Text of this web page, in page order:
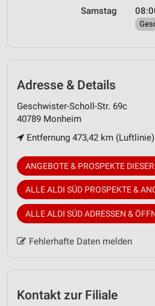
Samstag
Adresse & Details
Geschwister-Scholl-Str. 69c
40789 Monheim
Entfernung 473,42 km (Luftlinie)
ANGEBOTE & PROSPEKTE
ALLE ALDI SÜD PROSPEKTE &
ALLE ALDI SÜD ADRESSEN &
Fehlerhafte Daten melden
Kontakt zur Filiale